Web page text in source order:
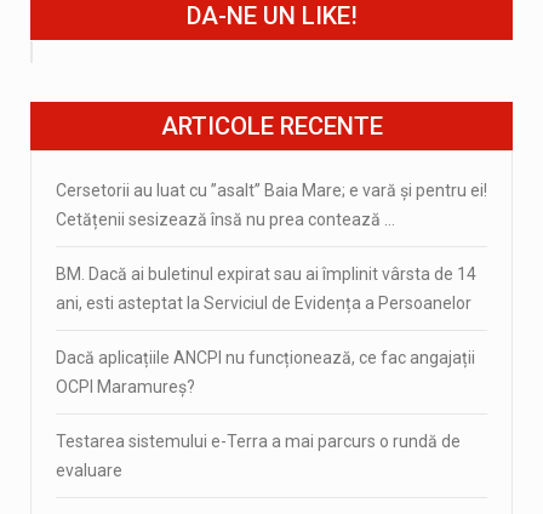
DA-NE UN LIKE!
ARTICOLE RECENTE
Cersetorii au luat cu ”asalt” Baia Mare; e vară și pentru ei!
Cetățenii sesizează însă nu prea contează …
BM. Dacă ai buletinul expirat sau ai împlinit vârsta de 14
ani, esti asteptat la Serviciul de Evidența a Persoanelor
Dacă aplicațiile ANCPI nu funcționează, ce fac angajații
OCPI Maramureș?
Testarea sistemului e-Terra a mai parcurs o rundă de
evaluare